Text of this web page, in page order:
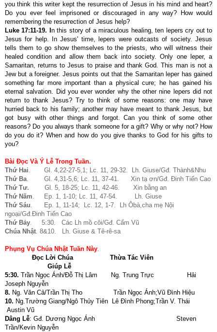
you think this writer kept the resurrection of Jesus in his mind and heart?
Do you ever feel imprisoned or discouraged in any way? How would
remembering the resurrection of Jesus help?
Luke 17:11-19. I n this story of a miraculous healing, ten lepers cry out to
Jesus for help. In Jesus' time, lepers were outcasts of society. Jesus
tells them to go show themselves to the priests, who will witness their
healed condition and allow them back into society. Only one leper, a
Samaritan, returns to Jesus to praise and thank God. This man is not a
Jew but a foreigner. Jesus points out that the Samaritan leper has gained
something far more important than a physical cure; he has gained his
eternal salvation. Did you ever wonder why the other nine lepers did not
return to thank Jesus? Try to think of some reasons: one may have
hurried back to his family; another may have meant to thank Jesus, but
got busy with other things and forgot. Can you think of some other
reasons? Do you always thank someone for a gift? Why or why not? How
do you do it? When and how do you give thanks to God for his gifts to
you?
Bài Đọc Và Ý Lễ Trong Tuần.
Thứ Hai. Gl. 4,22-27-5,1; Lc. 11, 29-32. Lh. Giuse/Gđ. Thành&Nhu
Thứ Ba. Gl. 4,31-5,6; Lc. 11, 37-41. Xin tạ ơn/Gđ. Đinh Tiến Cao
Thứ Tư.
Gl. 5, 18-25; Lc. 11, 42-46. Xin bằng an
Thứ Năm. Ep. 1, 1-10; Lc. 11, 47-54. Lh. Giuse
Thứ Sáu. Ep. 1, 11-14; Lc. 12, 1-7. Lh Ôbà,cha mẹ Nội
ngoại/Gđ.Đinh Tiến Cao
Thứ Bảy. 5:30. Các Lh mồ côi/Gđ. Cẩm Vũ
Chúa Nhật. 8&10. Lh. Giuse & Tê-rê-sa
Phụng Vụ Chúa Nhật Tuần Này.
Đọc Lời Chúa
Thừa Tác Viên
Giúp Lễ
5:30. Trần Ngọc Ánh/Đỗ Thị Lâm Ng. Trung Trực Hải
Joseph Nguyễn
8. Ng. Văn Cả/Trần Thị Tho Trần Ngọc Ánh;Vũ Đình Hiệu
10. Ng.Trường Giang/Ngô Thủy Tiên Lê Đình Phong;Trần V. Thái
Austin Vũ
Dâng Lễ: Gđ. Dương Ngọc Ánh Steven
Trần/Kevin Nguyễn